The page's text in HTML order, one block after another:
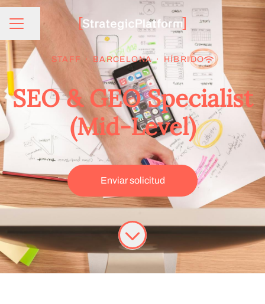
Menú de empleo
Compartir página
STAFF · BARCELONA · HÍBRIDO
SEO & GEO Specialist
(Mid-Level)
Enviar solicitud